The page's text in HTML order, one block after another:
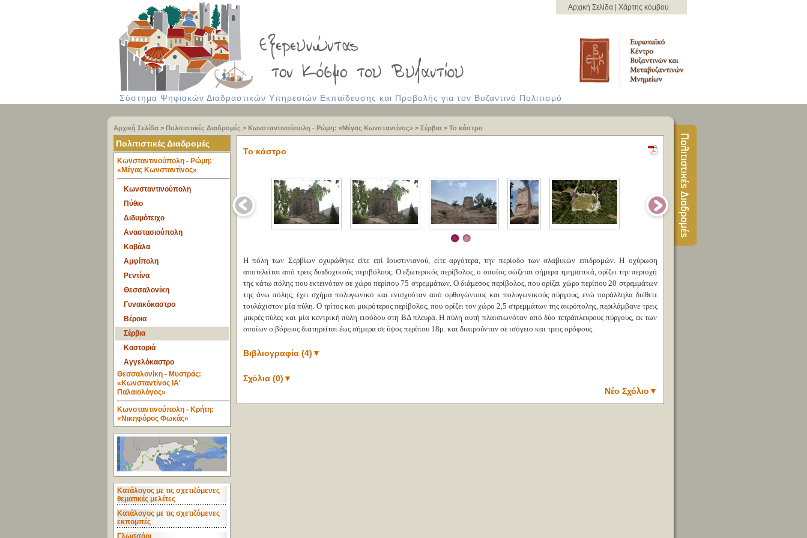
Αρχική Σελίδα Χάρτης κόμβου
Σύστημα Ψηφιακών Διαδραστικών Υπηρεσιών Εκπαίδευσης και Προβολής για τον Βυζαντινό Πολιτισμό
Αρχική Σελίδα> Πολιτιστικές Διαδρομές > Κωνσταντινούπολη - Ρώμη: «Μέγας Κωνσταντίνος»> Σέρβια> Το κάστρο
Πολιτιστικές Διαδρομές
Κωνσταντινούπολη - Ρώμη:
«Μέγας Κωνσταντίνος»
Κωνσταντινούπολη
Πύθιο
Διδυμότειχο
Αναστασιούπολη
Καβάλα
Αμφίπολη
Ρεντίνα
Θεσσαλονίκη
Γυναικόκαστρο
Βέροια
Σέρβια
Καστοριά
Αγγελόκαστρο
Θεσσαλονίκη - Μυστράς:
«Κωνσταντίνος ΙΑ'
Παλαιολόγος»
Κωνσταντινούπολη - Κρήτη:
«Νικηφόρος Φωκάς»
Κατάλογος με τις σχετιζόμενες
θεματικές μελέτες
Κατάλογος με τις σχετιζόμενες
εκπομπές
Γλωσσάρι
Το κάστρο
Η πόλη των Σερβίων οχυρώθηκε είτε επί Ιουστινιανού, είτε αργότερα, την περίοδο των σλαβικών επιδρομών. Η οχύρωση
αποτελείται από τρεις διαδοχικούς περιβόλους. Ο εξωτερικός περίβολος, ο οποίος σώζεται σήμερα τμηματικά, ορίζει την περιοχή
της κάτω πόλης που εκτεινόταν σε χώρο περίπου 75 στρεμμάτων. Ο διάμεσος περίβολος, που ορίζει χώρο περίπου 20 στρεμμάτων
της άνω πόλης, έχει σχήμα πολυγωνικό και ενισχυόταν από ορθογώνιους και πολυγωνικούς πύργους, ενώ παράλληλα διέθετε
τουλάχιστον μία πύλη. Ο τρίτος και μικρότερος περίβολος, που ορίζει τον χώρο 2,5 στρεμμάτων της ακρόπολης, περιλάμβανε τρεις
μικρές πύλες και μία κεντρική πύλη εισόδου στη ΒΔ πλευρά. Η πύλη αυτή πλαισιωνόταν από δύο τετράπλευρους πύργους, εκ των
οποίων ο βόρειος διατηρείται έως σήμερα σε ύψος περίπου 18μ. και διαιρούνταν σε ισόγειο και τρεις ορόφους.
Βιβλιογραφία (4) ▼
Σχόλια (0) ▼
Νέο Σχόλιο ▼